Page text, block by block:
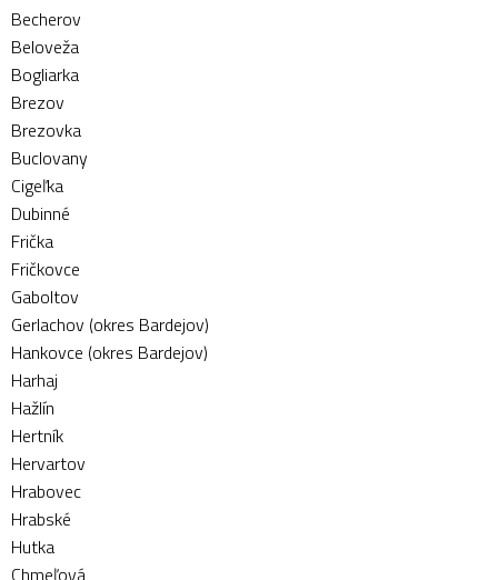
Becherov
Beloveža
Bogliarka
Brezov
Brezovka
Buclovany
Cigeľka
Dubinné
Frička
Fričkovce
Gaboltov
Gerlachov (okres Bardejov)
Hankovce (okres Bardejov)
Harhaj
Hažlín
Hertník
Hervartov
Hrabovec
Hrabské
Hutka
Chmeľová